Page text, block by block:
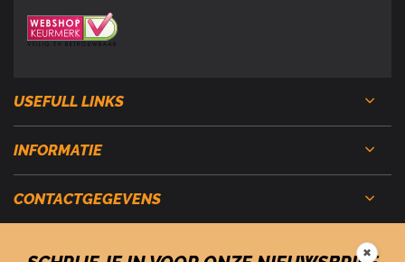
USEFULL LINKS
INFORMATIE
CONTACTGEGEVENS
✖